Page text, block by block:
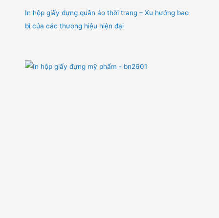
In hộp giấy đựng quần áo thời trang – Xu hướng bao
bì của các thương hiệu hiện đại